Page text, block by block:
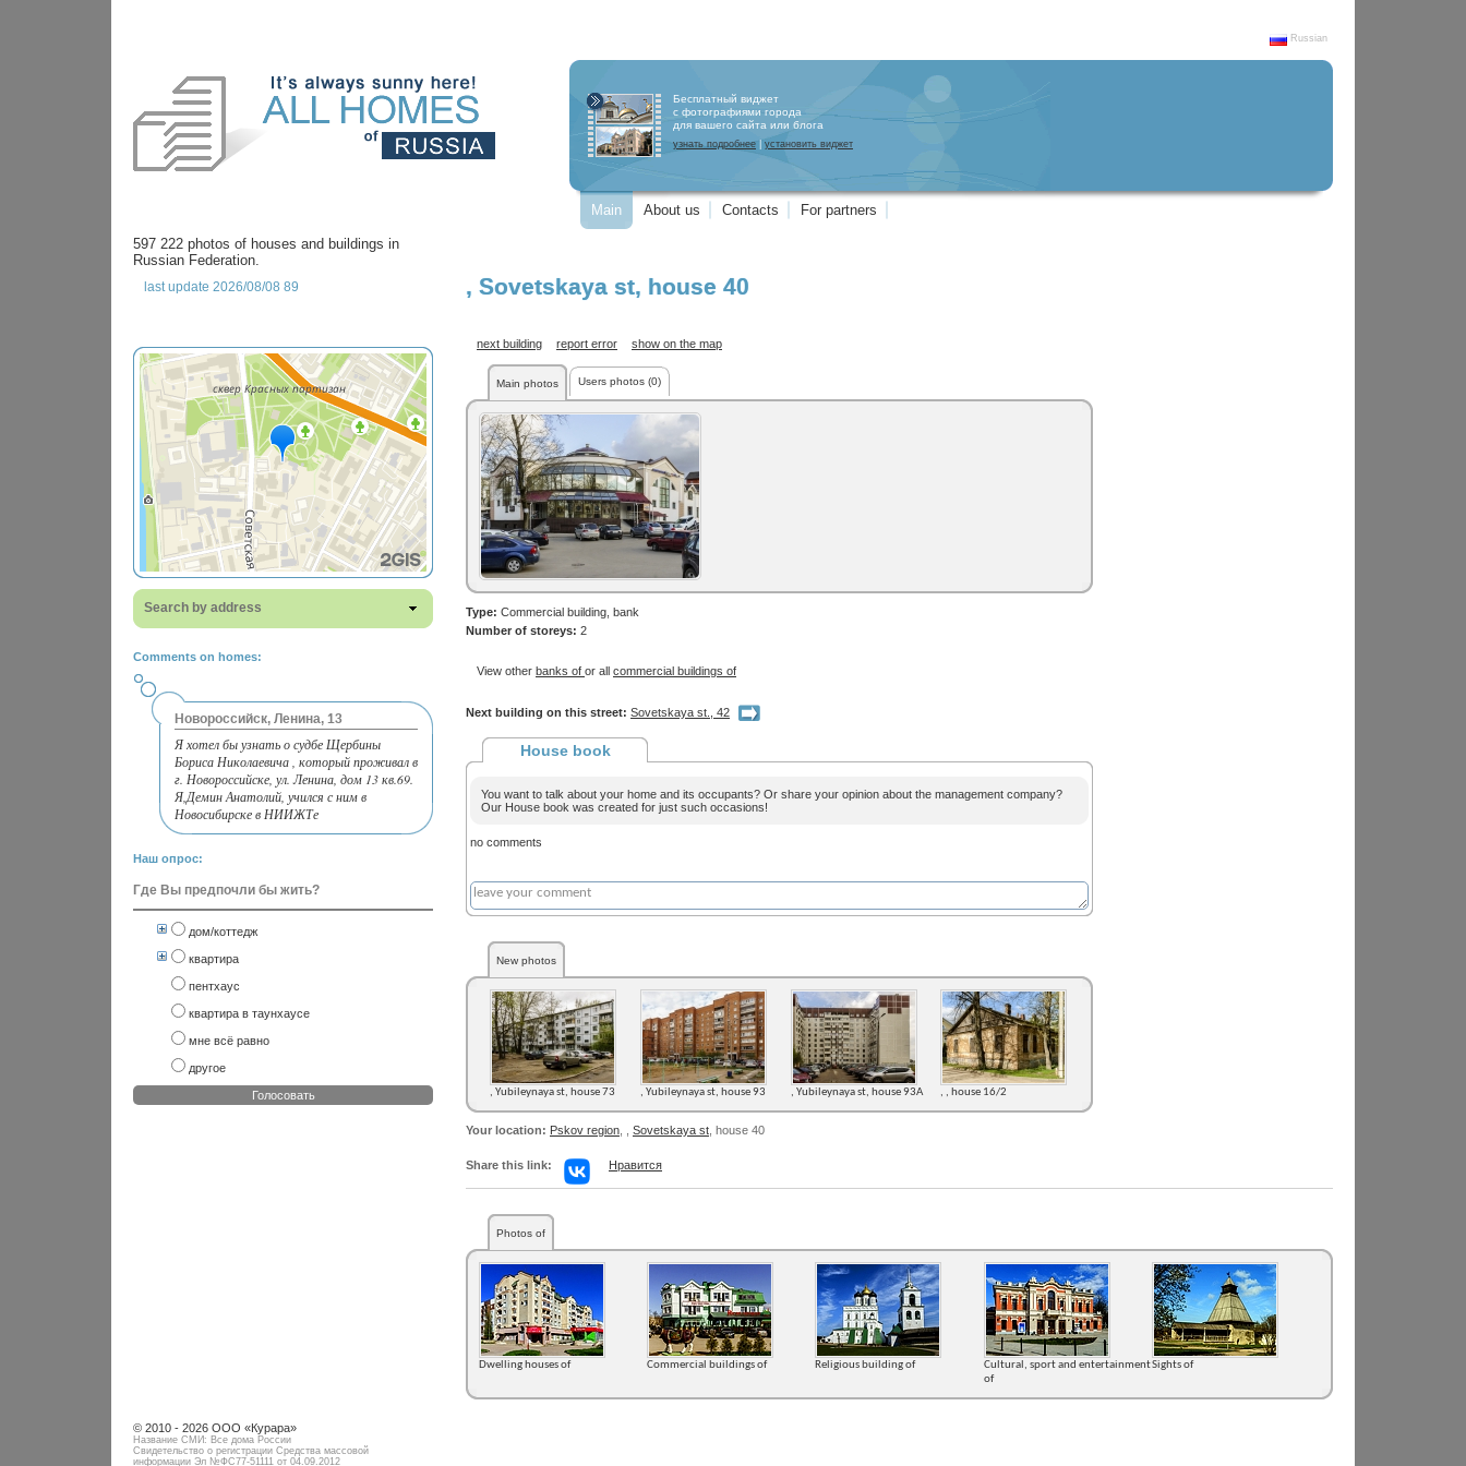
Russian
Бесплатный виджет
с фотографиями города
для вашего сайта или блога
узнать подробнее установить виджет
Main About us Contacts For partners
597 222 photos of houses and buildings in
Russian Federation.
last update 2026/08/08 89
Search by address
Comments on homes:
Новороссийск, Ленина, 13
Я хотел бы узнать о судбе Щербины
Бориса Николаевича , который проживал в
г. Новороссийске, ул. Ленина, дом 13 кв.69.
Я,Демин Анатолий, учился с ним в
Новосибирске в НИИЖТе
Наш опрос:
Где Вы предпочли бы жить?
дом/коттедж
квартира
пентхаус
квартира в таунхаусе
мне всё равно
другое
Голосовать
, Sovetskaya st, house 40
next building report error show on the map
Main photos Users photos (0)
Type: Commercial building, bank
Number of storeys: 2
View other banks of or all commercial buildings of
Next building on this street: Sovetskaya st., 42
House book
You want to talk about your home and its occupants? Or share your opinion about the management company?
Our House book was created for just such occasions!
no comments
New photos
, Yubileynaya st, house 73 , Yubileynaya st, house 93 , Yubileynaya st, house 93А , , house 16/2
Your location: Pskov region Sovetskaya st , house 40
Share this link: Нравится
Photos of
Dwelling houses of Commercial buildings of Religious building of
Cultural, sport and entertainment
of
Sights of
© 2010 - 2026 ООО «Курара»
Название СМИ: Все дома России
Свидетельство о регистрации Средства массовой
информации Эл №ФC77-51111 от 04.09.2012